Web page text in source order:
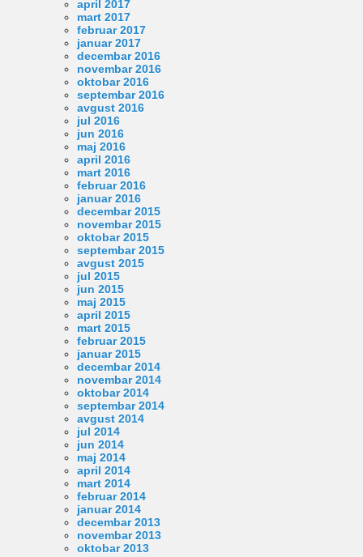
april 2017
mart 2017
februar 2017
januar 2017
decembar 2016
novembar 2016
oktobar 2016
septembar 2016
avgust 2016
jul 2016
jun 2016
maj 2016
april 2016
mart 2016
februar 2016
januar 2016
decembar 2015
novembar 2015
oktobar 2015
septembar 2015
avgust 2015
jul 2015
jun 2015
maj 2015
april 2015
mart 2015
februar 2015
januar 2015
decembar 2014
novembar 2014
oktobar 2014
septembar 2014
avgust 2014
jul 2014
jun 2014
maj 2014
april 2014
mart 2014
februar 2014
januar 2014
decembar 2013
novembar 2013
oktobar 2013